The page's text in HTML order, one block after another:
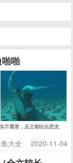
啪
不重要，反正都比比恐龙
大全 2020-11-04